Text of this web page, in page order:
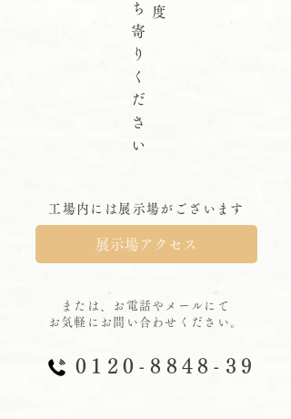
度
ち
寄
り
く
だ
さ
い
工場内には展示場がございます
展示場アクセス
または、お電話やメールにて
お気軽にお問い合わせください。
0120-8848-39